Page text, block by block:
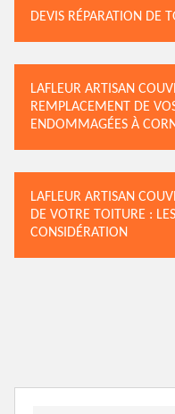
DEVIS RÉPARATION DE
LAFLEUR ARTISAN
REMPLACEMENT DE
ENDOMMAGÉES À
LAFLEUR ARTISAN
DE VOTRE TOITURE :
CONSIDÉRATION